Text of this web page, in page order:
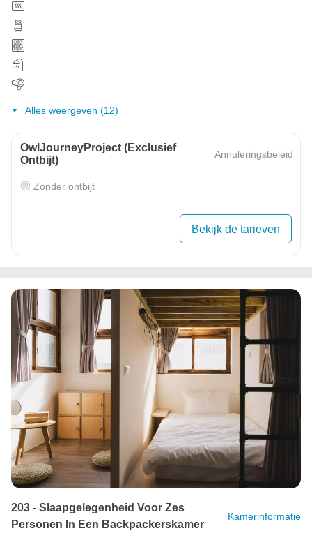
Alles weergeven (12)
OwlJourneyProject (exclusief
Ontbijt)
Annuleringsbeleid
Zonder ontbijt
Bekijk de tarieven
203 - Slaapgelegenheid Voor Zes
Personen In Een Backpackerskamer
Kamerinformatie